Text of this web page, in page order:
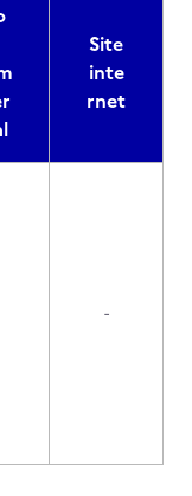
Site
inte
rnet
-